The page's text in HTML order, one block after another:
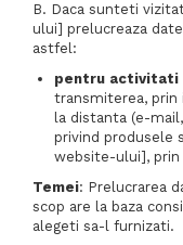
B. Daca sunteti
ului] prelucreaza
astfel:
pentru activitati
transmiterea, prin
la distanta (e-
privind produsele
website-ului],
Temei: Prelucrarea
scop are la baza
alegeti sa-l furnizati.